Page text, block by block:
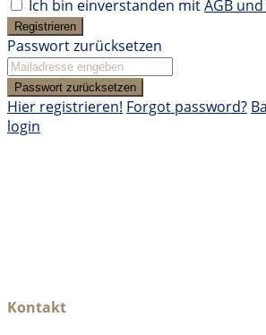
Ich bin einverstanden mitAGB
Registrieren
Passwort zurücksetzen
Passwort zurücksetzen
Hier registrieren! Forgot password?
login
Kontakt